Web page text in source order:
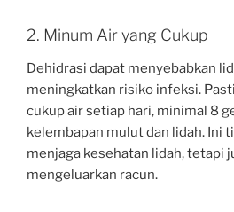
2. Minum Air yang Cukup
Dehidrasi dapat menyebabkan
meningkatkan risiko infeksi.
cukup air setiap hari, minimal 8
kelembapan mulut dan lidah. Ini
menjaga kesehatan lidah, tetapi
mengeluarkan racun.